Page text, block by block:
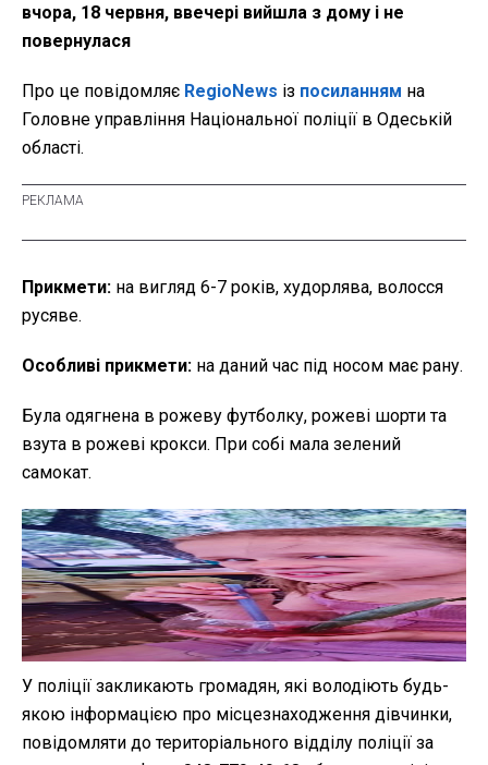
вчора, 18 червня, ввечері вийшла з дому і не
повернулася
Про це повідомляє RegioNews із посиланням на
Головне управління Національної поліції в Одеській
області.
Прикмети: на вигляд 6-7 років, худорлява, волосся
русяве.
Особливі прикмети: на даний час під носом має рану.
Була одягнена в рожеву футболку, рожеві шорти та
взута в рожеві крокси. При собі мала зелений
самокат.
У поліції закликають громадян, які володіють будь-
якою інформацією про місцезнаходження дівчинки,
повідомляти до територіального відділу поліції за